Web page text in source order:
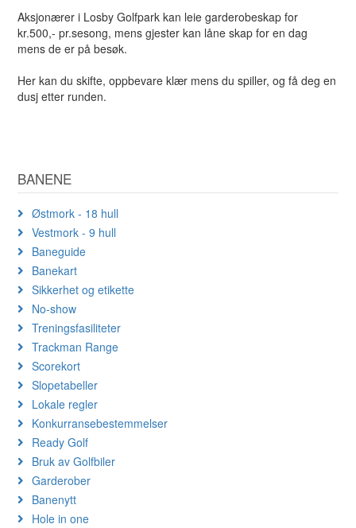
Aksjonærer i Losby Golfpark kan leie garderobeskap for
kr.500,- pr.sesong, mens gjester kan låne skap for en dag
mens de er på besøk.
Her kan du skifte, oppbevare klær mens du spiller, og få deg en
dusj etter runden.
BANENE
Østmork - 18 hull
Vestmork - 9 hull
Baneguide
Banekart
Sikkerhet og etikette
No-show
Treningsfasiliteter
Trackman Range
Scorekort
Slopetabeller
Lokale regler
Konkurransebestemmelser
Ready Golf
Bruk av Golfbiler
Garderober
Banenytt
Hole in one